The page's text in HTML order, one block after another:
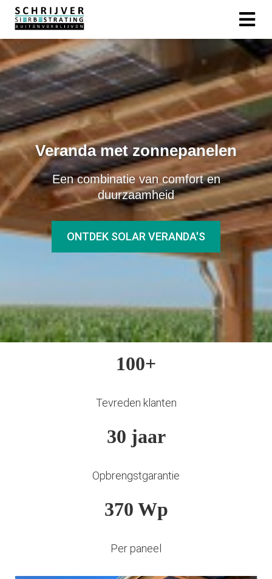
Veranda met zonnepanelen
Een combinatie van comfort en
duurzaamheid
ONTDEK SOLAR VERANDA'S
100+
Tevreden klanten
30 jaar
Opbrengstgarantie
370 Wp
Per paneel